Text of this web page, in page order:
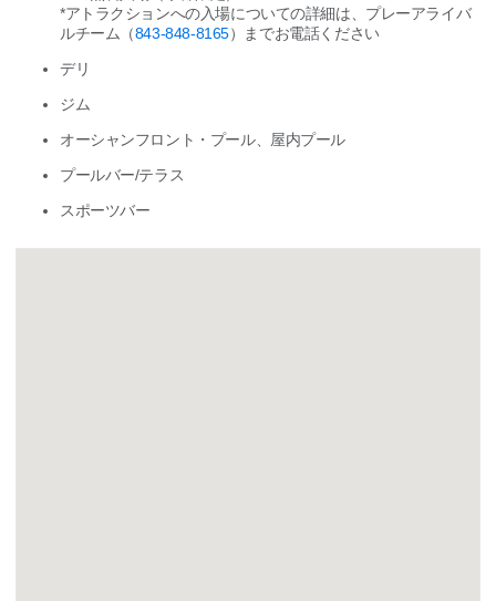
*アトラクションへの入場についての詳細は、プレーアライバ
ルチーム（843-848-8165）までお電話ください
デリ
ジム
オーシャンフロント・プール、屋内プール
プールバー/テラス
スポーツバー